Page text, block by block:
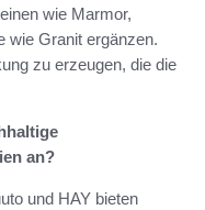
wie Marmor,
wie Granit ergänzen.
zu erzeugen, die die
an?
und HAY bieten